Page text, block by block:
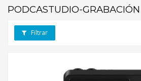
PODCASTUDIO-GRABACIÓN
Filtrar